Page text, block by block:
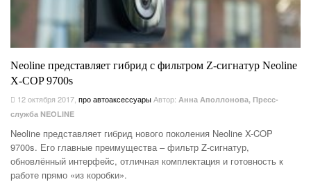
Neoline представляет гибрид с фильтром Z-сигнатур Neoline
X-COP 9700s
12 октября 2017 про автоаксессуарыАвтор: Анна Аполлонова, Пресс-
служба NEOLINE
Neoline представляет гибрид нового поколения Neoline X-COP
9700s. Его главные преимущества – фильтр Z-сигнатур,
обновлённый интерфейс, отличная комплектация и готовность к
работе прямо «из коробки».